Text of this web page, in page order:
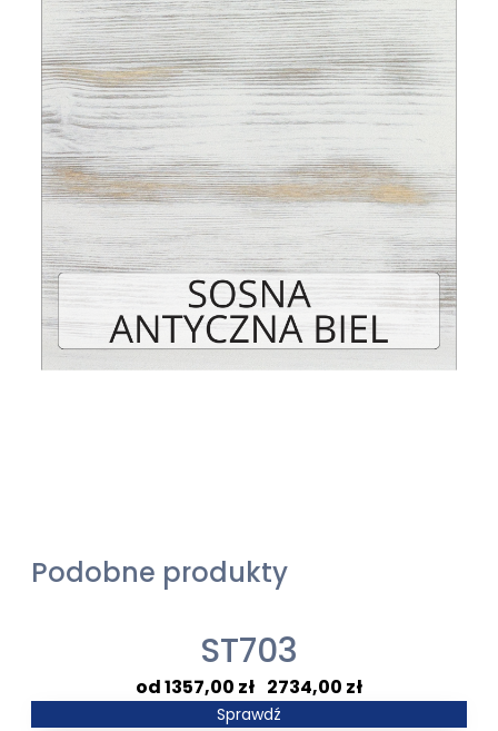
Podobne produkty
ST703
1357,00 zł 2734,00 zł
Zakres
Sprawdź